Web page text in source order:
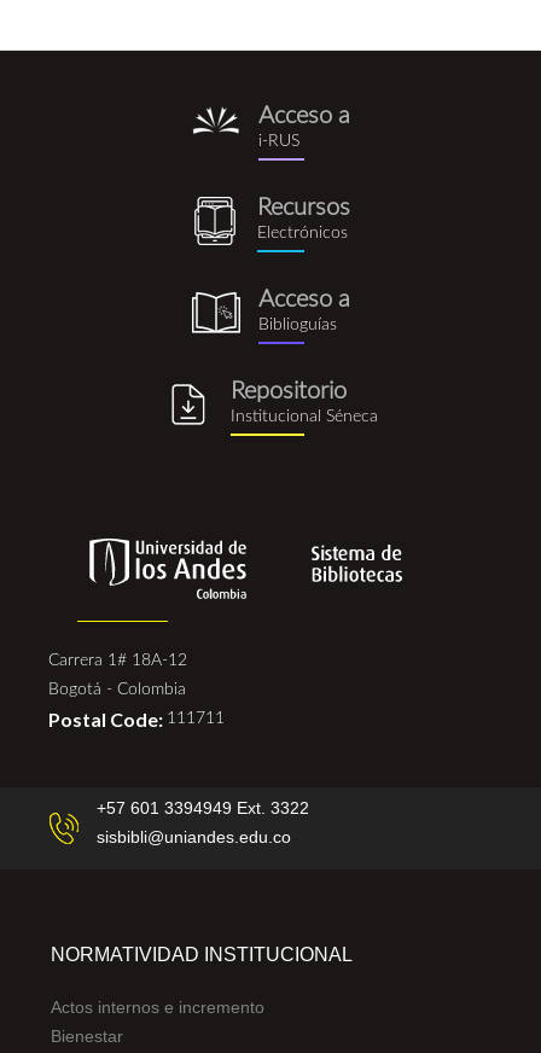
i-
rus.png
Acceso a
i-RUS
recursos_electronicos.png
Recursos
Electrónicos
biblioguia.png
Acceso a
Biblioguías
Repositorio
Institucional Séneca
Carrera 1# 18A-12
Bogotá - Colombia
Postal Code: 111711
+57 601 3394949 Ext. 3322
sisbibli@uniandes.edu.co
NORMATIVIDAD INSTITUCIONAL
Actos internos e incremento
Bienestar